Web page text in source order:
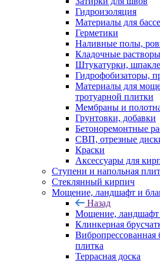
Гидроизоляция
Материалы для
Герметики
Наливные полы,
Кладочные растворы
Штукатурки,
Гидрофобизаторы,
Материалы для
тротуарной плитки
Мембраны и
Грунтовки, добавки
Бетоноремонтные
СВП, отрезные
Краски
Аксессуары для
Ступени и напольная
Cтеклянный кирпич
Мощение, ландшафт и
Назад
Мощение, ландшафт
Клинкерная
Вибропрессованная
плитка
Террасная доска